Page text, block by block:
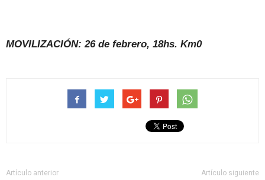
MOVILIZACIÓN: 26 de febrero, 18hs. Km0
Artículo anterior Artículo siguiente